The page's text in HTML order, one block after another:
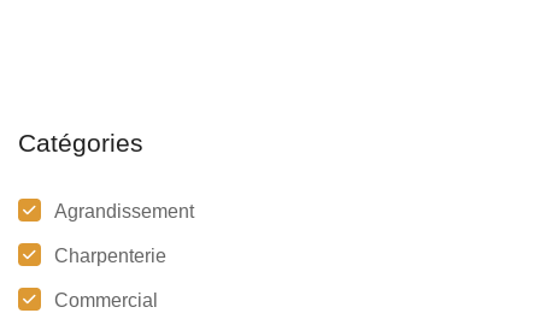
Catégories
Agrandissement
Charpenterie
Commercial